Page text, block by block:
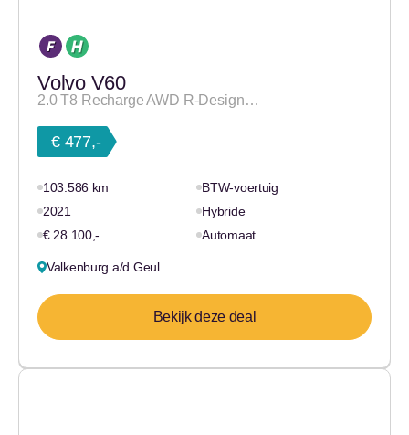
Volvo V60
2.0 T8 Recharge AWD R-Design…
€ 477,-
103.586 km
BTW-voertuig
2021
Hybride
€ 28.100,-
Automaat
Valkenburg a/d Geul
Bekijk deze deal